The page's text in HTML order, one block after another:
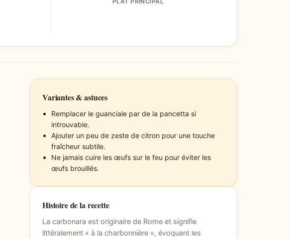
Variantes & astuces
Remplacer le guanciale par de la pancetta si
introuvable.
Ajouter un peu de zeste de citron pour une touche
fraîcheur subtile.
Ne jamais cuire les œufs sur le feu pour éviter les
œufs brouillés.
Histoire de la recette
La carbonara est originaire de Rome et signifie
littéralement « à la charbonnière », évoquant les